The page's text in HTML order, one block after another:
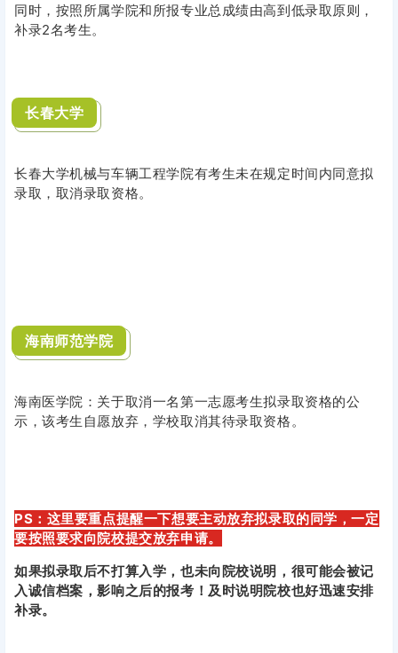
同时，按照所属学院和所报专业总成绩由高到低录取原则，
补录2名考生。
长春大学
长春大学机械与车辆工程学院有考生未在规定时间内同意拟
录取，取消录取资格。
海南师范学院
海南医学院：关于取消一名第一志愿考生拟录取资格的公
示，该考生自愿放弃，学校取消其待录取资格。
PS： 这里要重点提醒一下想要主动放弃拟录取的同学，一定
要按照要求向院校提交放弃申请。
如果拟录取后不打算入学，也未向院校说明，很可能会被记
入诚信档案，影响之后的报考！及时说明院校也好迅速安排
补录。